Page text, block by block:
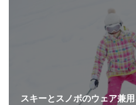
スキーとスノボのウェア兼